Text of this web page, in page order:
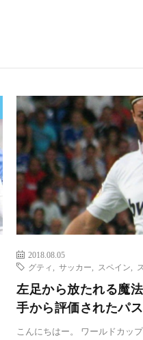
2018.08.05
グティ
,サッカー スペイン
左足から放たれる魔
手から評価されたパ
こんにちはー。 ワールドカッ